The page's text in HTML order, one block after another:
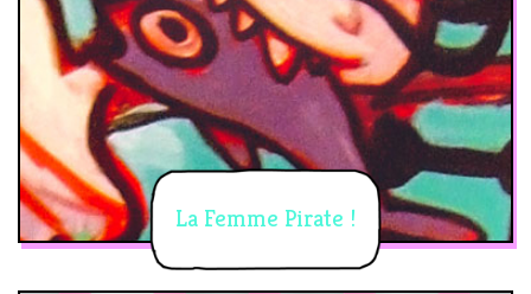
La Femme Pirate !